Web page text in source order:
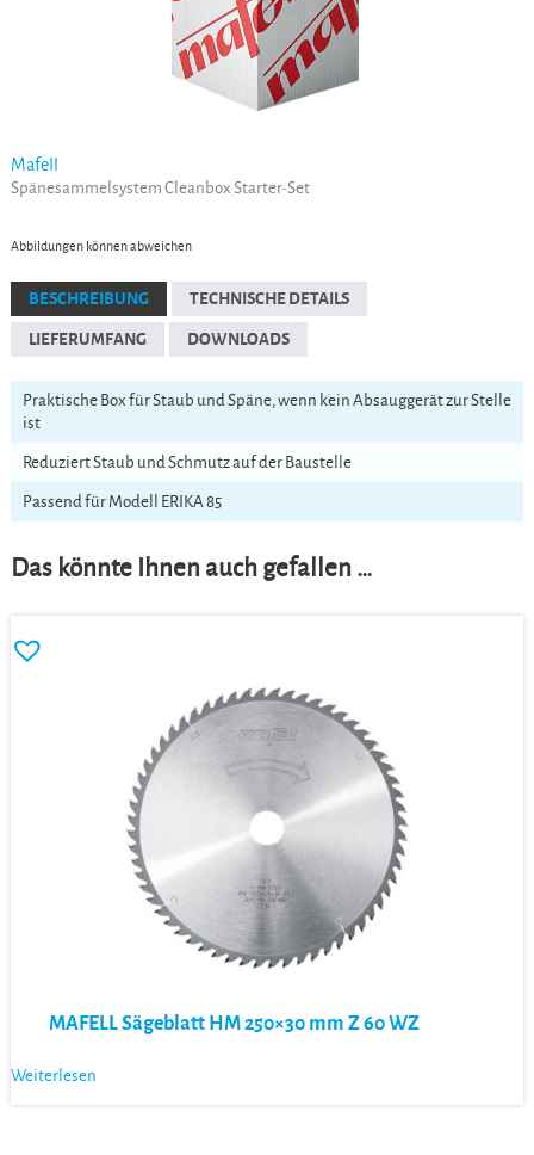
Mafell
Spänesammelsystem Cleanbox Starter-Set
Abbildungen können abweichen
BESCHREIBUNG TECHNISCHE DETAILS
LIEFERUMFANG DOWNLOADS
Praktische Box für Staub und Späne, wenn kein Absauggerät zur Stelle
ist
Reduziert Staub und Schmutz auf der Baustelle
Passend für Modell ERIKA 85
Das könnte Ihnen auch gefallen …
MAFELL Sägeblatt HM 250×30 mm Z 60 WZ
Weiterlesen